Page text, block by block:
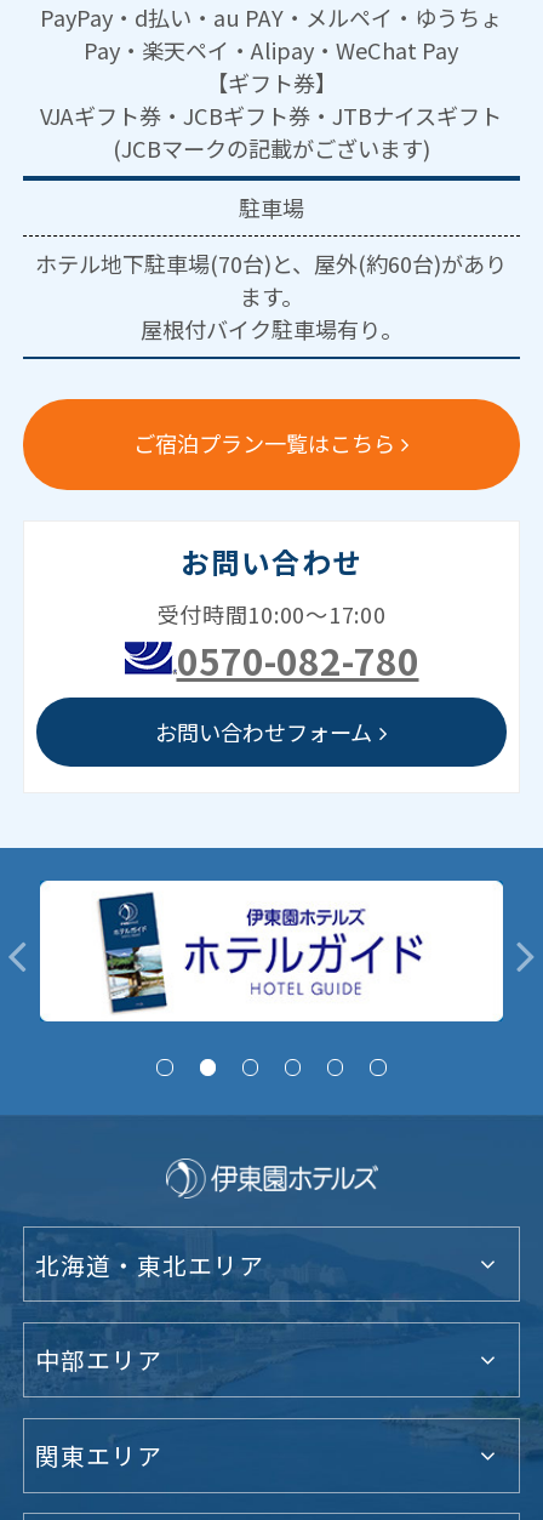
PayPay・d払い・au PAY・メルペイ・ゆうちょ
Pay・楽天ペイ・Alipay・WeChat Pay
【ギフト券】
VJAギフト券・JCBギフト券・JTBナイスギフト
(JCBマークの記載がございます)
駐車場
ホテル地下駐車場(70台)と、屋外(約60台)があり
ます。
屋根付バイク駐車場有り。
ご宿泊プラン一覧はこちら
お問い合わせ
受付時間10:00～17:00
0570-082-780
お問い合わせフォーム
北海道・東北エリア
中部エリア
関東エリア